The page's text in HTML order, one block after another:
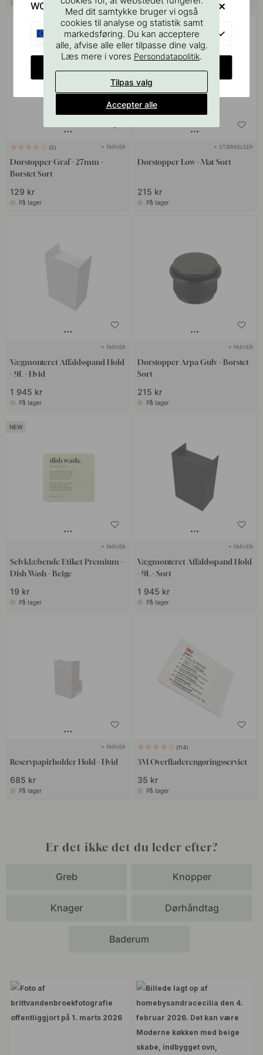
På lager På lager
3 + FARVER
Dørstopper Graf - 27mm -
Børstet Sort
129 kr
På lager
+ STØRRELSER
Dørstopper Low - Mat Sort
215 kr
På lager
+ FARVER
Vægmonteret Affaldsspand Hold
- 9L - Hvid
1 945 kr
På lager
+ FARVER
Dørstopper Arpa Gulv - Børstet
Sort
215 kr
På lager
+ FARVER
Selvklæbende Etiket Premium -
Dish Wash - Beige
19 kr
På lager
+ FARVER
Vægmonteret Affaldsspand Hold
- 9L - Sort
1 945 kr
På lager
+ FARVER
Reservpapirholder Hold - Hvid
685 kr
På lager
114
3M Overfladerengøringsserviet
35 kr
På lager
Er det ikke det du leder efter?
Greb Knopper
Knager Dørhåndtag
Baderum
Med dit samtykke bruger vi også
cookies til analyse og statistik samt
markedsføring. Du kan acceptere
alle, afvise alle eller tilpasse dine valg.
Læs mere i vores Persondatapolitik.
Tilpas valg
Accepter alle
WOULD YOU RATHER VISIT?
EU